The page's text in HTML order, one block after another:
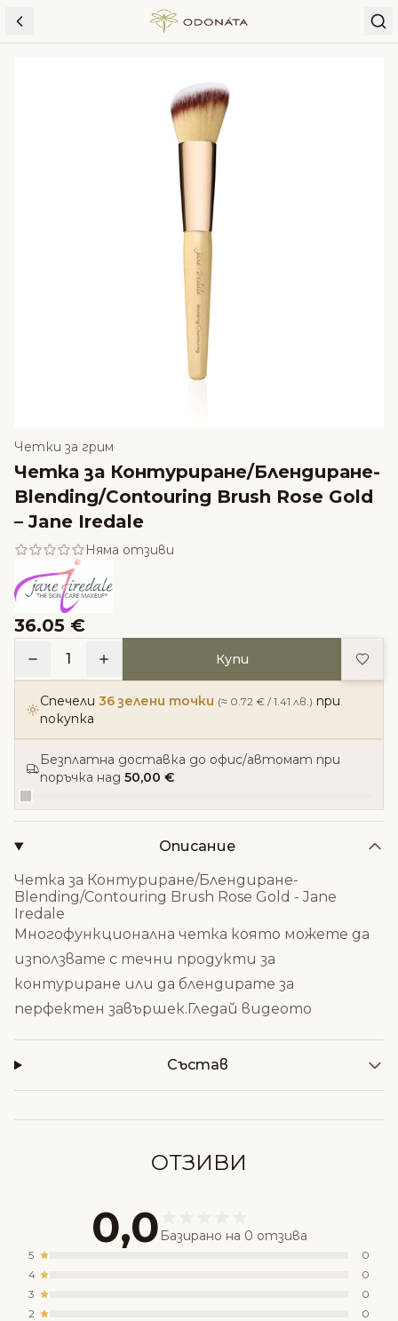
Skip to content
Четки за грим
Четка за Контуриране/Блендиране-
Blending/Contouring Brush Rose Gold
– Jane Iredale
Няма отзиви
36.05 €
1 Купи
Спечели 36 зелени точки (≈ 0.72 € / 1.41 лв.) при
покупка
Безплатна доставка до офис/автомат при
поръчка над 50,00 €
Описание
Четка за Контуриране/Блендиране-
Blending/Contouring Brush Rose Gold - Jane
Iredale
Многофункционална четка която можете да
използвате с течни продукти за
контуриране или да блендирате за
перфектен завършек.Гледай видеото
Състав
ОТЗИВИ
0,0 Базирано на 0 отзива
5
0
4
0
3
0
2
0